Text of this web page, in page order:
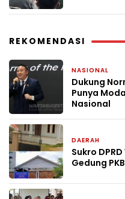
REKOMENDASI
NASIONAL
Dukung
Punya
Nasional
DAERAH
Sukro
Gedung